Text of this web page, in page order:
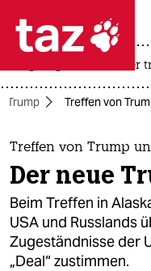
 taz
themen
politik
öko
gesellschaft
usa unter
Trump Treffen von
Treffen von Trump
Der neue
Beim Treffen in
USA und Russlands
Zugeständnisse der
„Deal“ zustimmen.